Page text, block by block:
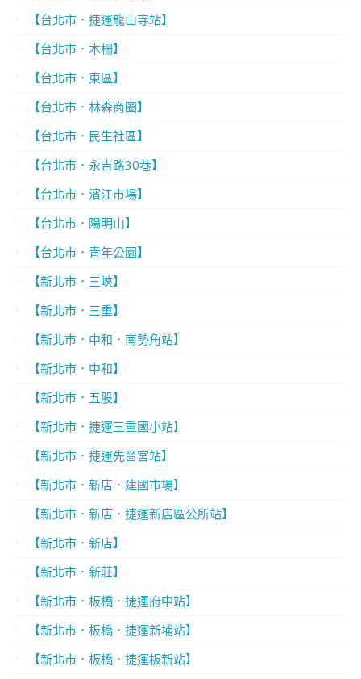
【台北市．捷運龍山寺站】
【台北市．木柵】
【台北市．東區】
【台北市．林森商圈】
【台北市．民生社區】
【台北市．永吉路30巷】
【台北市．濱江市場】
【台北市．陽明山】
【台北市．青年公園】
【新北市．三峽】
【新北市．三重】
【新北市．中和．南勢角站】
【新北市．中和】
【新北市．五股】
【新北市．捷運三重國小站】
【新北市．捷運先嗇宮站】
【新北市．新店．建國市場】
【新北市．新店．捷運新店區公所站】
【新北市．新店】
【新北市．新莊】
【新北市．板橋．捷運府中站】
【新北市．板橋．捷運新埔站】
【新北市．板橋．捷運板新站】